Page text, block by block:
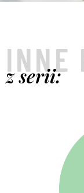
INNE
z serii: